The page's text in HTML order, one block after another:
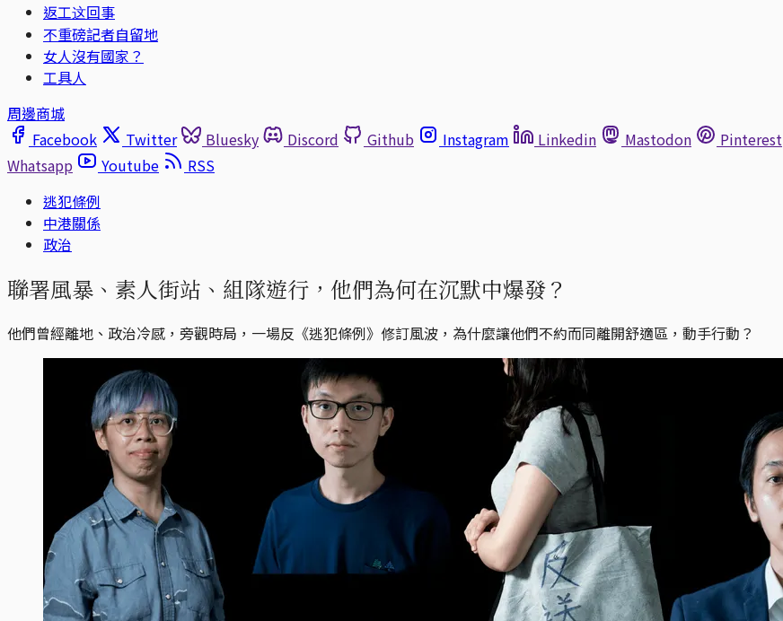
返工这回事
不重磅記者自留地
女人沒有國家？
工具人
周邊商城
Facebook
Twitter Bluesky Discord Github Instagram Linkedin Mastodon Pinterest
Whatsapp
Youtube
RSS
逃犯條例
中港關係
政治
聯署風暴、素人街站、組隊遊行，他們為何在沉默中爆發？
他們曾經離地、政治冷感，旁觀時局，一場反《逃犯條例》修訂風波，為什麼讓他們不約而同離開舒適區，動手行動？